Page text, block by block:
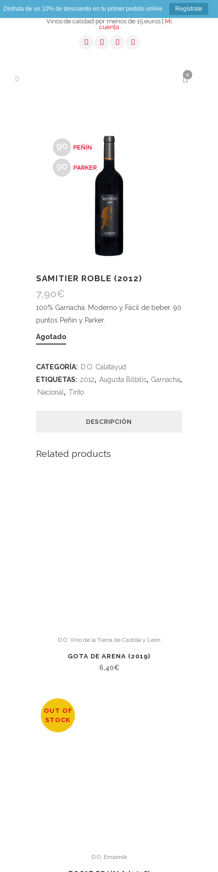
Disfruta de un 10% de descuento en tu primer pedido online Regístrate
Vinos de calidad por menos de 15 euros | Mi
cuenta
0
SAMITIER ROBLE (2012)
7,90€
100% Garnacha. Moderno y Fácil de beber. 90
puntos Peñin y Parker.
Agotado
CATEGORÍA: D.O. Calatayud
ETIQUETAS: 2012, Augusta Bilbilis, Garnacha,
Nacional, Tinto
DESCRIPCIÓN
Related products
D.O. Vino de la Tierra de Castilla y León
GOTA DE ARENA (2019)
6,40€
OUT OF
STOCK
D.O. Empordá